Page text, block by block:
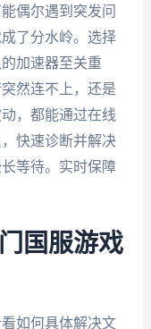
偶尔遇到突发问
了分水岭。选择
加速器至关重
然连不上，还是
，都能通过在线
快速诊断并解决
等待。实时保障
国服游戏
如何具体解决文